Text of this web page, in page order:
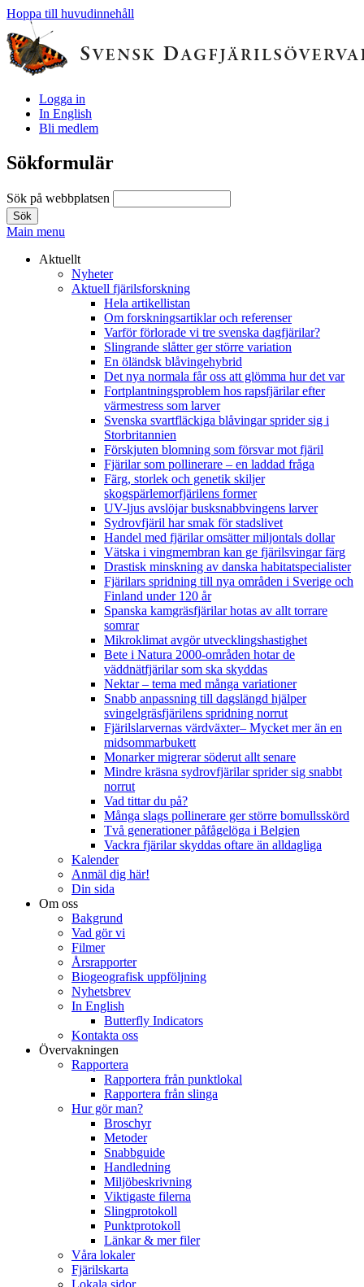
Hoppa till huvudinnehåll
Logga in
In English
Bli medlem
Sökformulär
Sök på webbplatsen
Main menu
Aktuellt
Nyheter
Aktuell fjärilsforskning
Hela artikellistan
Om forskningsartiklar och referenser
Varför förlorade vi tre svenska dagfjärilar?
Slingrande slåtter ger större variation
En öländsk blåvingehybrid
Det nya normala får oss att glömma hur det var
Fortplantningsproblem hos rapsfjärilar efter
värmestress som larver
Svenska svartfläckiga blåvingar sprider sig i
Storbritannien
Förskjuten blomning som försvar mot fjäril
Fjärilar som pollinerare – en laddad fråga
Färg, storlek och genetik skiljer
skogspärlemorfjärilens former
UV-ljus avslöjar busksnabbvingens larver
Sydrovfjäril har smak för stadslivet
Handel med fjärilar omsätter miljontals dollar
Vätska i vingmembran kan ge fjärilsvingar färg
Drastisk minskning av danska habitatspecialister
Fjärilars spridning till nya områden i Sverige och
Finland under 120 år
Spanska kamgräsfjärilar hotas av allt torrare
somrar
Mikroklimat avgör utvecklingshastighet
Bete i Natura 2000-områden hotar de
väddnätfjärilar som ska skyddas
Nektar – tema med många variationer
Snabb anpassning till dagslängd hjälper
svingelgräsfjärilens spridning norrut
Fjärilslarvernas värdväxter– Mycket mer än en
midsommarbukett
Monarker migrerar söderut allt senare
Mindre kräsna sydrovfjärilar sprider sig snabbt
norrut
Vad tittar du på?
Många slags pollinerare ger större bomullsskörd
Två generationer påfågelöga i Belgien
Vackra fjärilar skyddas oftare än alldagliga
Kalender
Anmäl dig här!
Din sida
Om oss
Bakgrund
Vad gör vi
Filmer
Årsrapporter
Biogeografisk uppföljning
Nyhetsbrev
In English
Butterfly Indicators
Kontakta oss
Övervakningen
Rapportera
Rapportera från punktlokal
Rapportera från slinga
Hur gör man?
Broschyr
Metoder
Snabbguide
Handledning
Miljöbeskrivning
Viktigaste filerna
Slingprotokoll
Punktprotokoll
Länkar & mer filer
Våra lokaler
Fjärilskarta
Lokala sidor